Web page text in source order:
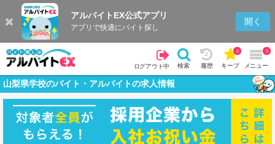
アルバイトEX公式アプリ
アプリで快適にバイト探し
開く
ログアウト中 検索 履歴 キープ
0
メニュー
0
山梨県学校のバイト・アルバイトの求人情報